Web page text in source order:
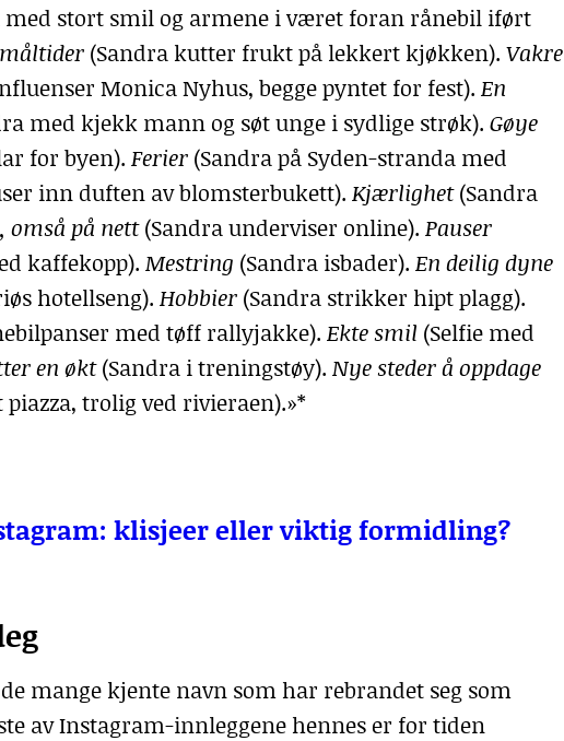
med stort smil og armene i været foran rånebil iført
(Sandra kutter frukt på lekkert kjøkken). Vakre
Monica Nyhus, begge pyntet for fest). En
med kjekk mann og søt unge i sydlige strøk). Gøye
for byen). Ferier (Sandra på Syden-stranda med
inn duften av blomsterbukett). Kjærlighet(Sandra
omså på nett(Sandra underviser online). Pauser
kaffekopp). Mestring (Sandra isbader). En deilig dyne
hotellseng). Hobbier (Sandra strikker hipt plagg).
med tøff rallyjakke). Ekte smil (Selfie med
en økt(Sandra i treningstøy). Nye steder å oppdage
trolig ved rivieraen).»*
klisjeer eller viktig formidling?
mange kjente navn som har rebrandet seg som
av Instagram-innleggene hennes er for tiden